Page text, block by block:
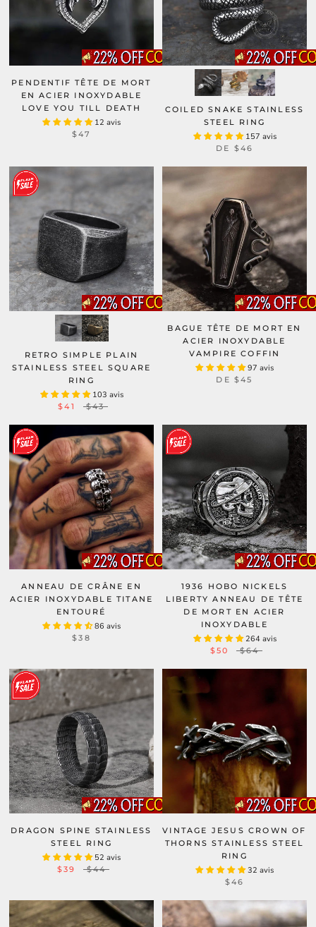
PENDENTIF TÊTE DE MORT
EN ACIER INOXYDABLE
LOVE YOU TILL DEATH
12 avis
$47
COILED SNAKE STAINLESS
STEEL RING
157 avis
DE $46
RETRO SIMPLE PLAIN
STAINLESS STEEL SQUARE
RING
103 avis
$41 $43
BAGUE TÊTE DE MORT EN
ACIER INOXYDABLE
VAMPIRE COFFIN
97 avis
DE $45
ANNEAU DE CRÂNE EN
ACIER INOXYDABLE TITANE
ENTOURÉ
86 avis
$38
1936 HOBO NICKELS
LIBERTY ANNEAU DE TÊTE
DE MORT EN ACIER
INOXYDABLE
264 avis
$50 $64
DRAGON SPINE STAINLESS
STEEL RING
52 avis
$39 $44
VINTAGE JESUS CROWN OF
THORNS STAINLESS STEEL
RING
32 avis
$46